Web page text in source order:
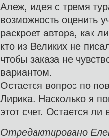
Алеж, идея с тремя
возможность оценить
раскроет автора, как
кто из Великих не
чтобы заказа не
вариантом.
Остается вопрос по
Лирика. Насколько я
этот счет. Остается ли
Отредактировано